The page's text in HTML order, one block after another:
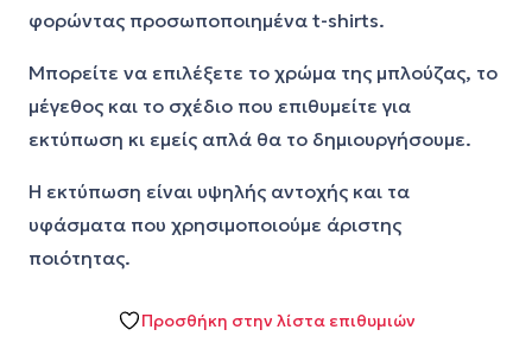
φορώντας προσωποποιημένα t-shirts.
Μπορείτε να επιλέξετε το χρώμα της μπλούζας, το
μέγεθος και το σχέδιο που επιθυμείτε για
εκτύπωση κι εμείς απλά θα το δημιουργήσουμε.
Η εκτύπωση είναι υψηλής αντοχής και τα
υφάσματα που χρησιμοποιούμε άριστης
ποιότητας.
Προσθήκη στην λίστα επιθυμιών